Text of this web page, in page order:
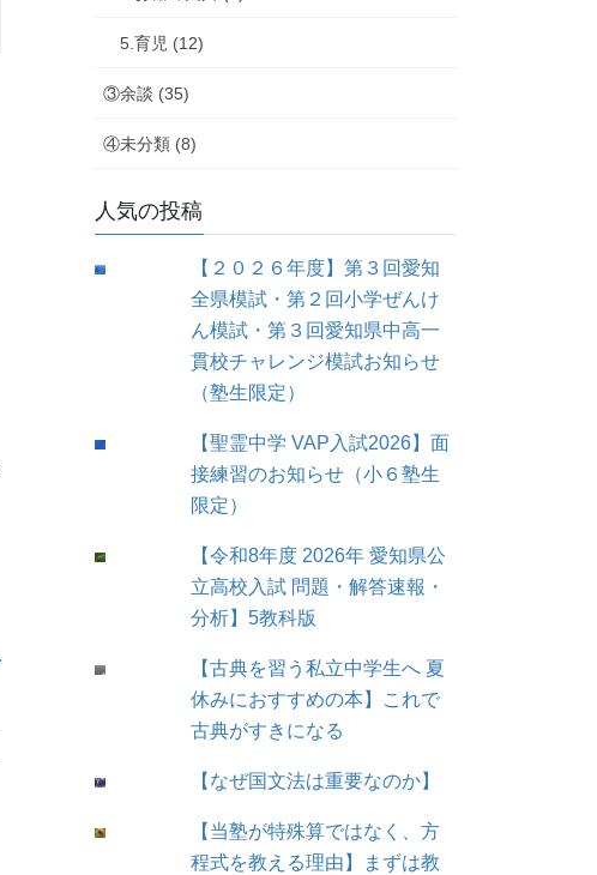
5.育児 (12)
③余談 (35)
④未分類 (8)
人気の投稿
【２０２６年度】第３回愛知
全県模試・第２回小学ぜんけ
ん模試・第３回愛知県中高一
貫校チャレンジ模試お知らせ
（塾生限定）
【聖霊中学 VAP入試2026】面
接練習のお知らせ（小６塾生
限定）
【令和8年度 2026年 愛知県公
立高校入試 問題・解答速報・
分析】5教科版
【古典を習う私立中学生へ 夏
休みにおすすめの本】これで
古典がすきになる
【なぜ国文法は重要なのか】
【当塾が特殊算ではなく、方
程式を教える理由】まずは教